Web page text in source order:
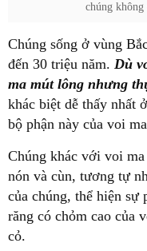
chúng
Chúng sống ở vùng
đến 30 triệu năm. Dù
ma mút lông nhưng
khác biệt dễ thấy nhất
bộ phận này của voi
Chúng khác với voi
nón và cùn, tương tự
của chúng, thể hiện
răng có chỏm cao của
cỏ.